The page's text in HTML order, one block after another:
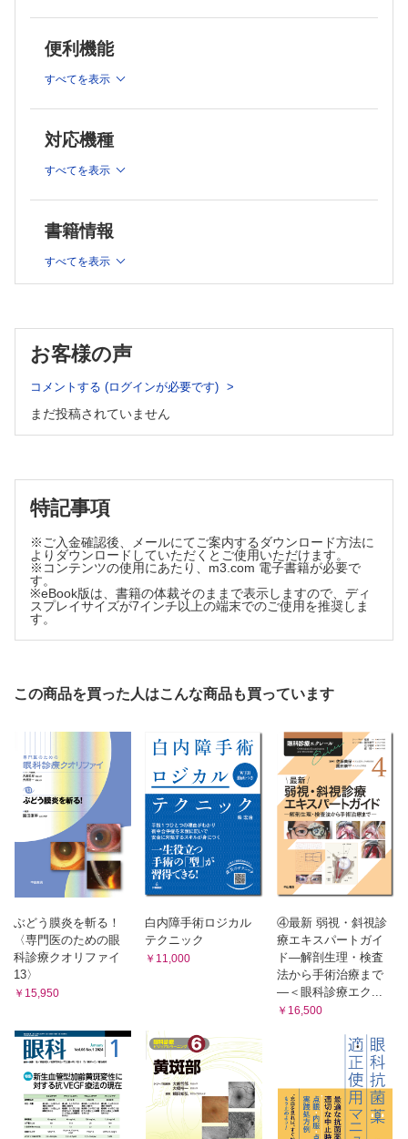
光干渉断層血管撮影で正常な網膜血管灌流を確認した単純糖尿病網膜
症の症例
血管性病変／増殖前糖尿病網膜症 （福田洋輔，中尾新太郎）
糖尿病網膜症の症例
血管新生緑内障に至った増殖糖尿病網膜症の1例
薬物治療が奏効した糖尿病黄斑浮腫の症例
血管性病変／網膜静脈分枝閉塞症 （平野佳男）
網膜静脈分枝閉塞症の慢性例で，網膜光凝固術が有効だった症例
血管性病変／網膜中心静脈閉塞症 （原 千佳子）
高血圧眼底に発症した虚血型半側網膜中心静脈閉塞症
血管性病変／網膜動脈分枝閉塞症 （加藤亜紀）
血管性病変／Eales病 （笠井彩香）
血管性病変／網膜細動脈瘤 （坪井孝太郎）
血管性病変／高血圧網膜症，腎性網膜症 （村岡勇貴）
悪性腎硬化症の患者にみられた高血圧網膜症の症例
血管性病変／放射線網膜症 （竹内真希，一尾享史）
陽子線治療により発症した放射線網膜症の症例
血管性病変／未熟児網膜症 （野々部典枝）
ラニビズマブ硝子体内注射後に網膜光凝固を併用した未熟児網膜症の
症例
血管性病変／膠原病による網膜症 （三浦 玄）
広範な網膜虚血を呈したSLE網膜症の症例
血管性病変／白血病網膜症，貧血網膜症 （東 惠子，小畑 亮）
白内障術後に白血病再燃を認めた症例とAIDS に伴う貧血網膜症を認
生後まもなく眼振を認めた女児の症例
優，鈴木泰賢）
ABCA4 関連網膜症と診断された錐体杆体ジストロフィの症例
遺伝性網脈絡膜疾患／クリスタリン網膜症 （池田華子）
特徴的な結晶様網膜沈着物を認めるクリスタリン網膜症症例
伝性網脈絡膜疾患／白点状眼底 （小南太郎）
白点状眼底の典型例
伝性網脈絡膜疾患／小口病 （西口康二）
幼少期からの夜盲を主訴とする小口病の症例
遺伝性網脈絡膜疾患／先天停在性夜盲 （近藤峰生）
弱視として経過観察されていた先天停在性夜盲不全型の症例
遺伝性網脈絡膜疾患／先天網膜分離症 （林 孝彰）
の精査過程で診断された症例
遺伝性網脈絡膜疾患／家族性滲出性硝子体網膜症 （近藤寛之）
乳児の鎌状網膜ひだの症例
網膜剥離，脈絡膜剥離／裂孔原性網膜剥離 （馬場隆之）
術後黄斑パッカを生じた裂孔原性網膜剥離の症例
網膜剥離，脈絡膜剥離／増殖硝子体網膜症 （白木彰彦，坂口裕和）
網膜剥離，脈絡膜剥離／脈絡膜剥離 （一尾享史）
脈絡膜?離を伴った増殖硝子体網膜症の症例
炎症，自己免疫性，腫瘍／悪性腫瘍随伴網膜症 （上野真治）
癌関連網膜症（cancer-associated retinopathy；CAR）とメラノー
マ関連網膜症（melanoma-associated retinopathy；MAR）の症例
炎症，自己免疫性，腫瘍／多発消失性白点症候群 （松井良諭）
検査法とその選択
治療法の概要
硝子体手術
2 診断編
糖尿病網膜症
網膜静脈閉塞症
高血圧網膜症
網膜細動脈瘤
網膜色素変性
錐体（杆体）ジストロフィ
小口病
白点状眼底
発達障害
家族性滲出性硝子体網膜症（FEVR）
Coats病
未熟児網膜症
炎症性疾患
AZOOR complexと眼底白点症候群
腫瘍性疾患
網膜血管腫，脈絡膜血管腫
転移性脈絡膜腫瘍
血管性病変／単純糖尿病網膜症 （兼子裕規）
光干渉断層血管撮影で正常な網膜血管灌流を確認した単純糖
尿病網膜症の症例
血管性病変／増殖前糖尿病網膜症 （福田洋輔，中尾新太郎）
OCT angiographyにて，短期間で灌流密度の低下がみられた
増殖前糖尿病網膜症の症例
血管性病変／増殖糖尿病網膜症 （後沢 誠）
血管新生緑内障に至った増殖糖尿病網膜症の1例
血管性病変／糖尿病黄斑浮腫 （杉本昌彦）
薬物治療が奏効した糖尿病黄斑浮腫の症例
血管性病変／網膜中心静脈閉塞症 （冨田 遼）
血管新生緑内障を生じた網膜中心静脈閉塞症の症例
血管性病変／網膜静脈分枝閉塞症 （平野佳男）
網膜静脈分枝閉塞症の慢性例で，網膜光凝固術が有効だった
血管性病変／網膜中心静脈閉塞症 （原 千佳子）
高血圧眼底に発症した虚血型半側網膜中心静脈閉塞症
血管性病変／網膜動脈分枝閉塞症 （加藤亜紀）
早期に診断された網膜動脈分枝閉塞症の症例
血管性病変／Coats病 （横井 匡）
重症度が異なるCoats病の3例
便利機能
すべてを表示
対応機種
すべてを表示
書籍情報
すべてを表示
お客様の声
コメントする (ログインが必要です)
まだ投稿されていません
特記事項
※ご入金確認後、メールにてご案内するダウンロード方法に
よりダウンロードしていただくとご使用いただけます。
※コンテンツの使用にあたり、m3.com 電子書籍が必要で
す。
※eBook版は、書籍の体裁そのままで表示しますので、ディ
スプレイサイズが7インチ以上の端末でのご使用を推奨しま
す。
この商品を買った人はこんな商品も買っています
ぶどう膜炎を斬る！
〈専門医のための眼
科診療クオリファイ
13〉
￥15,950
白内障手術ロジカル
テクニック
￥11,000
④最新 弱視・斜視診
療エキスパートガイ
ド―解剖生理・検査
法から手術治療まで
―＜眼科診療エク...
￥16,500